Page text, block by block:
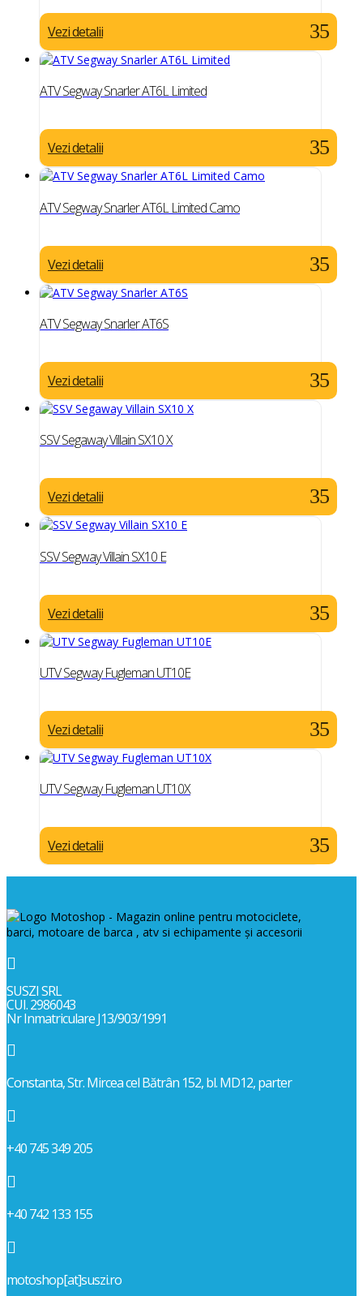
Vezi detalii
ATV Segway Snarler AT6L Limited
Vezi detalii
ATV Segway Snarler AT6L Limited Camo
Vezi detalii
ATV Segway Snarler AT6S
Vezi detalii
SSV Segaway Villain SX10 X
Vezi detalii
SSV Segway Villain SX10 E
Vezi detalii
UTV Segway Fugleman UT10E
Vezi detalii
UTV Segway Fugleman UT10X
Vezi detalii

SUSZI SRL
CUI. 2986043
Nr Inmatriculare J13/903/1991

Constanta, Str. Mircea cel Bătrân 152, bl. MD12, parter

+40 745 349 205

+40 742 133 155

motoshop[at]suszi.ro